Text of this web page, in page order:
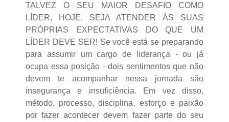
TALVEZ O SEU MAIOR DESAFIO COMO
LÍDER, HOJE, SEJA ATENDER ÀS SUAS
PRÓPRIAS EXPECTATIVAS DO QUE UM
LÍDER DEVE SER! Se você está se preparando
para assumir um cargo de liderança - ou já
ocupa essa posição - dois sentimentos que não
devem te acompanhar nessa jornada são
insegurança e insuficiência. Em vez disso,
método, processo, disciplina, esforço e paixão
por fazer acontecer devem fazer parte do seu